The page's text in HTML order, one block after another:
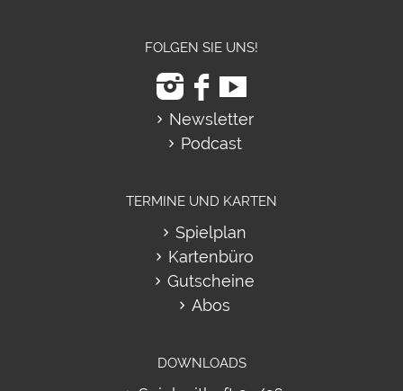
FOLGEN SIE UNS!
Newsletter
Podcast
TERMINE UND KARTEN
Spielplan
Kartenbüro
Gutscheine
Abos
DOWNLOADS